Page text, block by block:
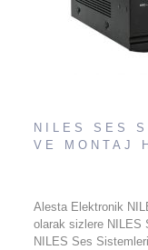
NILES SES
VE MONTAJ
Alesta Elektronik
olarak sizlere NILES
NILES Ses